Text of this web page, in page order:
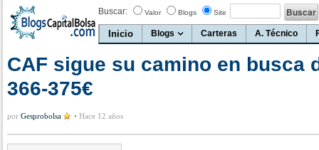
Buscar: Valor Blogs Site
Inicio Blogs Carteras A. Técnico
CAF sigue su camino en busca
366-375€
por Gesprobolsa • Hace 12 años